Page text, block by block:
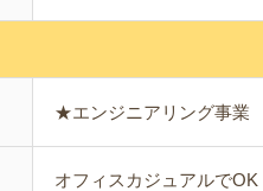
★エンジニアリング事業
オフィスカジュアルで